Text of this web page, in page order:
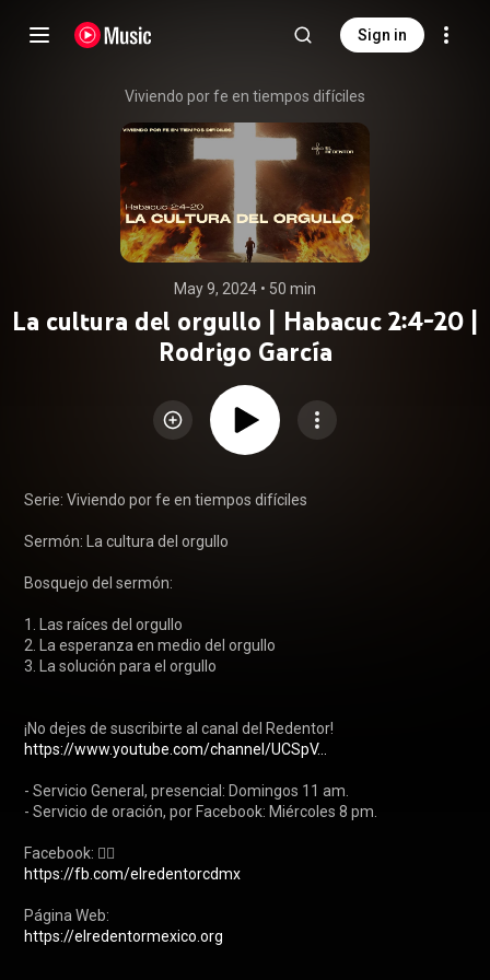
Sign in
Viviendo por fe en tiempos difíciles
May 9, 2024 • 50 min
La cultura del orgullo | Habacuc 2:4-20 |
Rodrigo García
Serie: Viviendo por fe en tiempos difíciles
Sermón: La cultura del orgullo
Bosquejo del sermón:
1. Las raíces del orgullo
2. La esperanza en medio del orgullo
3. La solución para el orgullo
https://www.youtube.com/channel/UCSpV...
- Servicio General, presencial: Domingos 11 am.
- Servicio de oración, por Facebook: Miércoles 8 pm.
https://fb.com/elredentorcdmx
https://elredentormexico.org